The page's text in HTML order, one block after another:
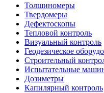
Толщиномеры
Твердомеры
Дефектоскопы
Тепловой контроль
Визуальный контроль
Геодезическое
Строительный
Испытательные
Дозиметры
Капилярный контроль